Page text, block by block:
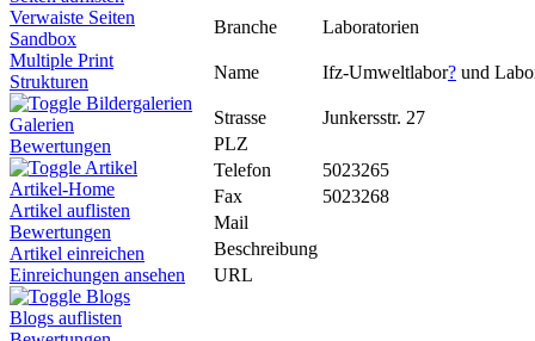
Verwaiste Seiten
Sandbox
Multiple Print
Strukturen
Bildergalerien
Galerien
Bewertungen
Artikel
Artikel-Home
Artikel auflisten
Bewertungen
Artikel einreichen
Einreichungen ansehen
Blogs
Blogs auflisten
Branche Laboratorien
Name Ifz-Umweltlabor? und
Strasse
Junkersstr. 27
PLZ
Telefon
5023265
Fax
5023268
Mail
Beschreibung
URL